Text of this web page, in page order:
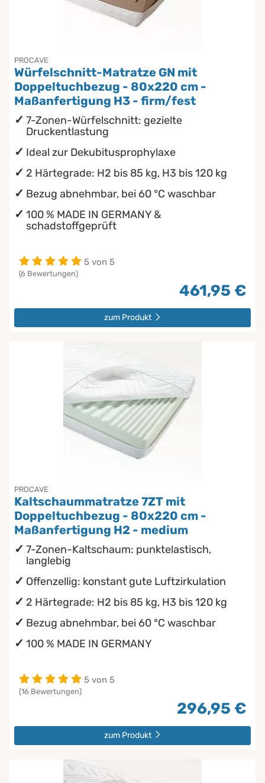
PROCAVE
Würfelschnitt-Matratze GN mit
Doppeltuchbezug - 80x220 cm -
Maßanfertigung H3 - firm/fest
7-Zonen-Würfelschnitt: gezielte
Druckentlastung
Ideal zur Dekubitusprophylaxe
2 Härtegrade: H2 bis 85 kg, H3 bis 120 kg
Bezug abnehmbar, bei 60 °C waschbar
100 % MADE IN GERMANY &
schadstoffgeprüft
5 von 5
(6 Bewertungen)
461,95 €
zum Produkt
PROCAVE
Kaltschaummatratze 7ZT mit
Doppeltuchbezug - 80x220 cm -
Maßanfertigung H2 - medium
7-Zonen-Kaltschaum: punktelastisch,
langlebig
Offenzellig: konstant gute Luftzirkulation
2 Härtegrade: H2 bis 85 kg, H3 bis 120 kg
Bezug abnehmbar, bei 60 °C waschbar
100 % MADE IN GERMANY
5 von 5
(16 Bewertungen)
296,95 €
zum Produkt
wasserdichte Matratzenschoner
Die besten Sommerbettdecken
Die richtige Matratze kaufen